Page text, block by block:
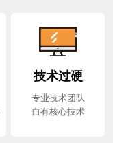
技术过硬
专业技术团队
自有核心技术